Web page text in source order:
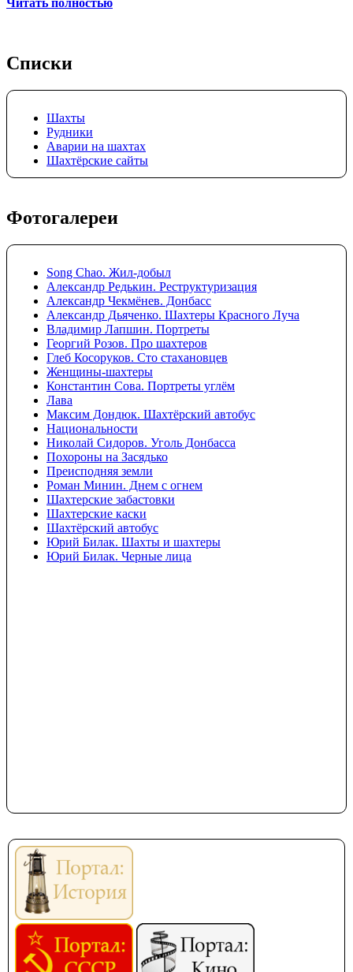
Списки
Шахты
Рудники
Аварии на шахтах
Шахтёрские сайты
Фотогалереи
Song Chao. Жил-добыл
Александр Редькин. Реструктуризация
Александр Чекмёнев. Донбасс
Александр Дьяченко. Шахтеры Красного Луча
Владимир Лапшин. Портреты
Георгий Розов. Про шахтеров
Глеб Косоруков. Сто стахановцев‎
Женщины-шахтеры
Константин Сова. Портреты углём
Лава
Максим Дондюк. Шахтёрский автобус
Национальности
Николай Сидоров. Уголь Донбасса
Похороны на Засядько
Преисподняя земли
Роман Минин. Днем с огнем
Шахтерские забастовки
Шахтерские каски
Шахтёрский автобус
Юрий Билак. Шахты и шахтеры
Юрий Билак. Черные лица